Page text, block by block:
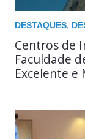
DESTAQUES,
Centros de
Faculdade
Excelente e